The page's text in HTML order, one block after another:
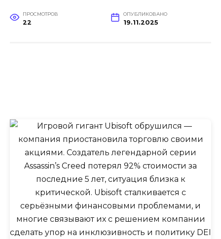
ПРОСМОТРОВ
22
ОПУБЛИКОВАНО
19.11.2025